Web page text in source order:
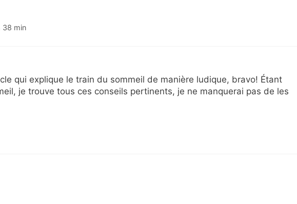
38 min
qui explique le train du sommeil de manière ludique, bravo! Étant
je trouve tous ces conseils pertinents, je ne manquerai pas de les